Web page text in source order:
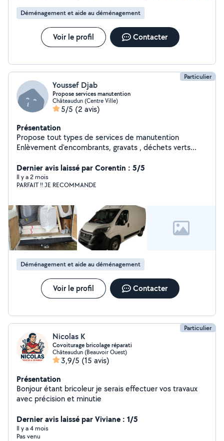
Déménagement et aide au déménagement
Voir le profil Contacter
Particulier
Youssef Djab
Propose services manutention
Châteaudun (Centre Ville)
5/5 (2 avis)
Présentation
Propose tout types de services de manutention
Enlèvement d'encombrants, gravats , déchets verts
et investit dans un travail bien fait et appliqué. En
espérant que vous m'accorderez votre confiance
Dernier avis laissé par Corentin : 5/5
Il y a 2 mois
PARFAIT !! JE RECOMMANDE
Déménagement et aide au déménagement
Voir le profil Contacter
Particulier
Nicolas K
Covoiturage bricolage réparati
Châteaudun (Beauvoir Ouest)
3,9/5 (15 avis)
Présentation
Bonjour étant bricoleur je serais effectuer vos travaux
avec précision et minutie
Dernier avis laissé par Viviane : 1/5
Il y a 4 mois
Pas venu